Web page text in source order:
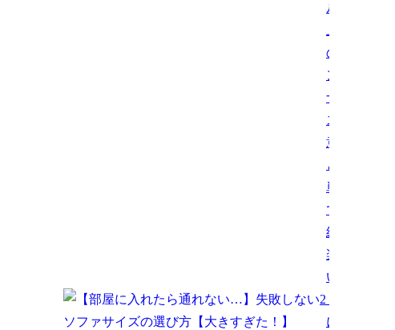
ル仕
のメ
ンテ
ナン
スは
意外
と簡
単
で、
結構
楽し
い。
2
に入れ